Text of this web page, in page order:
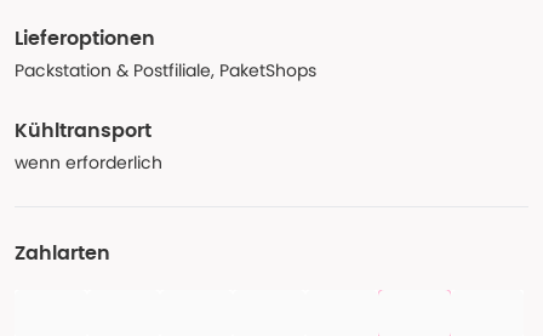
Lieferoptionen
Packstation & Postfiliale, PaketShops
Kühltransport
wenn erforderlich
Zahlarten